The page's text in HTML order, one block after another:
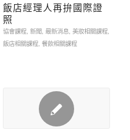
飯店經理人再拚國際證
照
協會課程, 新聞, 最新消息, 美妝相關課程,
飯店相關課程, 餐飲相關課程